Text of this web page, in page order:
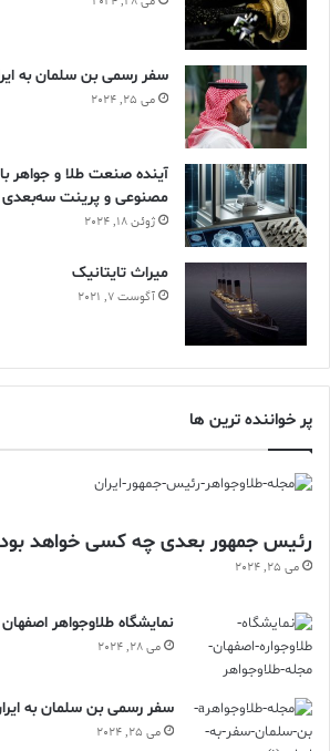
سفر رسمی بن سلمان به
می 25, 2024
آینده صنعت طلا و
مصنوعی و پرینت سه‌بعدی
ژوئن 18, 2024
ميراث تايتانيک
آگوست 7, 2021
پر خواننده ترین ها
رئیس جمهور بعدی چه کسی خواهد
می 25, 2024
نمایشگاه طلاوجواهر اصفهان 1403
می 28, 2024
سفر رسمی بن سلمان به
می 25, 2024